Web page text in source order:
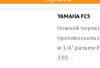
YAMAHA FC5
Ножной
м 1/4" разъем
330...